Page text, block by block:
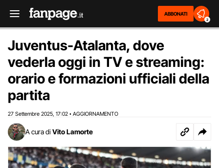
ABBONATI
2
Juventus-Atalanta, dove
vederla oggi in TV e streaming:
orario e formazioni ufficiali della
partita
27 Settembre 2025 17:02 • AGGIORNAMENTO
A cura di Vito Lamorte